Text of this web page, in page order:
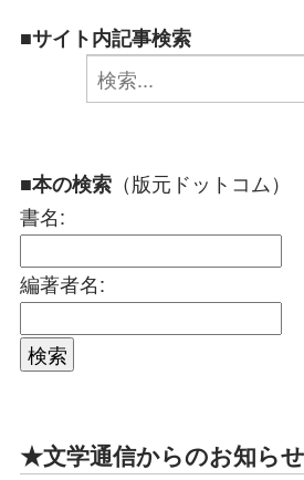
■サイト内記事検索
■本の検索 （版元ドットコム）
書名:
編著者名:
★文学通信からのお知らせ